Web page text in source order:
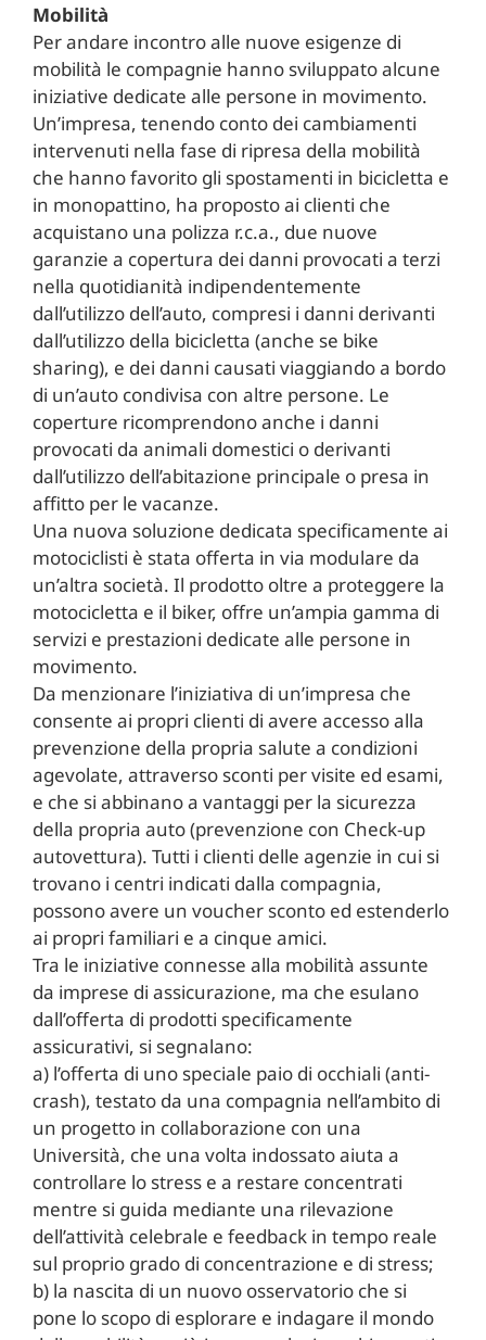
Mobilità
Per andare incontro alle nuove esigenze di
mobilità le compagnie hanno sviluppato alcune
iniziative dedicate alle persone in movimento.
Un’impresa, tenendo conto dei cambiamenti
intervenuti nella fase di ripresa della mobilità
che hanno favorito gli spostamenti in bicicletta e
in monopattino, ha proposto ai clienti che
acquistano una polizza r.c.a., due nuove
garanzie a copertura dei danni provocati a terzi
nella quotidianità indipendentemente
dall’utilizzo dell’auto, compresi i danni derivanti
dall’utilizzo della bicicletta (anche se bike
sharing), e dei danni causati viaggiando a bordo
di un’auto condivisa con altre persone. Le
coperture ricomprendono anche i danni
provocati da animali domestici o derivanti
dall’utilizzo dell’abitazione principale o presa in
affitto per le vacanze.
Una nuova soluzione dedicata specificamente ai
motociclisti è stata offerta in via modulare da
un’altra società. Il prodotto oltre a proteggere la
motocicletta e il biker, offre un’ampia gamma di
servizi e prestazioni dedicate alle persone in
movimento.
Da menzionare l’iniziativa di un’impresa che
consente ai propri clienti di avere accesso alla
prevenzione della propria salute a condizioni
agevolate, attraverso sconti per visite ed esami,
e che si abbinano a vantaggi per la sicurezza
della propria auto (prevenzione con Check-up
autovettura). Tutti i clienti delle agenzie in cui si
trovano i centri indicati dalla compagnia,
possono avere un voucher sconto ed estenderlo
ai propri familiari e a cinque amici.
Tra le iniziative connesse alla mobilità assunte
da imprese di assicurazione, ma che esulano
dall’offerta di prodotti specificamente
assicurativi, si segnalano:
a) l’offerta di uno speciale paio di occhiali (anti-
crash), testato da una compagnia nell’ambito di
un progetto in collaborazione con una
Università, che una volta indossato aiuta a
controllare lo stress e a restare concentrati
mentre si guida mediante una rilevazione
dell’attività celebrale e feedback in tempo reale
sul proprio grado di concentrazione e di stress;
b) la nascita di un nuovo osservatorio che si
pone lo scopo di esplorare e indagare il mondo